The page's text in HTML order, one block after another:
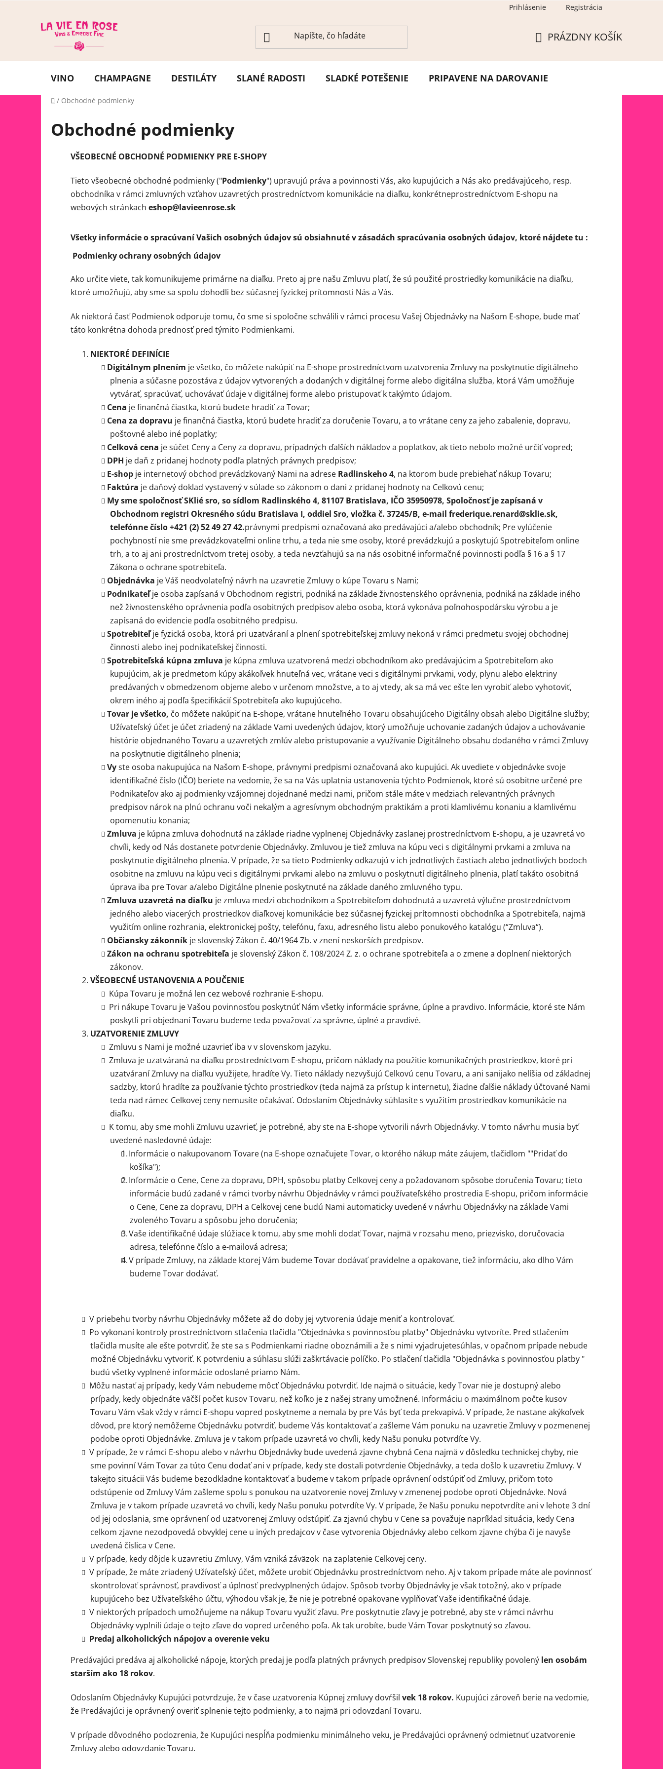
Prihlásenie Registrácia
KOŠÍK
PRÁZDNY KOŠÍK
VINO CHAMPAGNE DESTILÁTY SLANÉ RADOSTI SLADKÉ POTEŠENIE PRIPAVENE NA DAROVANIE
Domov
/ Obchodné podmienky
Obchodné podmienky
VŠEOBECNÉ OBCHODNÉ PODMIENKY PRE E-SHOPY
Tieto všeobecné obchodné podmienky ("Podmienky") upravujú práva a povinnosti Vás, ako kupujúcich a Nás ako predávajúceho, resp.
obchodníka v rámci zmluvných vzťahov uzavretých prostredníctvom komunikácie na diaľku, konkrétneprostredníctvom E-shopu na
webových stránkach eshop@lavieenrose.sk
Všetky informácie o spracúvaní Vašich osobných údajov sú obsiahnuté v zásadách spracúvania osobných údajov, ktoré nájdete tu :
Podmienky ochrany osobných údajov
Ako určite viete, tak komunikujeme primárne na diaľku. Preto aj pre našu Zmluvu platí, že sú použité prostriedky komunikácie na diaľku,
ktoré umožňujú, aby sme sa spolu dohodli bez súčasnej fyzickej prítomnosti Nás a Vás.
Ak niektorá časť Podmienok odporuje tomu, čo sme si spoločne schválili v rámci procesu Vašej Objednávky na Našom E-shope, bude mať
táto konkrétna dohoda prednosť pred týmito Podmienkami.
NIEKTORÉ DEFINÍCIE
Digitálnym plnením je všetko, čo môžete nakúpiť na E-shope prostredníctvom uzatvorenia Zmluvy na poskytnutie digitálneho
plnenia a súčasne pozostáva z údajov vytvorených a dodaných v digitálnej forme alebo digitálna služba, ktorá Vám umožňuje
vytvárať, spracúvať, uchovávať údaje v digitálnej forme alebo pristupovať k takýmto údajom.
Cena je finančná čiastka, ktorú budete hradiť za Tovar;
Cena za dopravu je finančná čiastka, ktorú budete hradiť za doručenie Tovaru, a to vrátane ceny za jeho zabalenie, dopravu,
poštovné alebo iné poplatky;
Celková cena je súčet Ceny a Ceny za dopravu, prípadných ďalších nákladov a poplatkov, ak tieto nebolo možné určiť vopred;
DPH je daň z pridanej hodnoty podľa platných právnych predpisov;
E-shop je internetový obchod prevádzkovaný Nami na adrese Radlinskeho 4, na ktorom bude prebiehať nákup Tovaru;
Faktúra je daňový doklad vystavený v súlade so zákonom o dani z pridanej hodnoty na Celkovú cenu;
My sme spoločnosť SKlié sro, so sídlom Radlinského 4, 81107 Bratislava, IČO 35950978, Spoločnosť je zapísaná v
Obchodnom registri Okresného súdu Bratislava I, oddiel Sro, vložka č. 37245/B, e-mail frederique.renard@sklie.sk,
telefónne číslo +421 (2) 52 49 27 42.právnymi predpismi označovaná ako predávajúci a/alebo obchodník; Pre vylúčenie
pochybností nie sme prevádzkovateľmi online trhu, a teda nie sme osoby, ktoré prevádzkujú a poskytujú Spotrebiteľom online
trh, a to aj ani prostredníctvom tretej osoby, a teda nevzťahujú sa na nás osobitné informačné povinnosti podľa § 16 a § 17
Zákona o ochrane spotrebiteľa.
Objednávka je Váš neodvolateľný návrh na uzavretie Zmluvy o kúpe Tovaru s Nami;
Podnikateľje osoba zapísaná v Obchodnom registri, podniká na základe živnostenského oprávnenia, podniká na základe iného
než živnostenského oprávnenia podľa osobitných predpisov alebo osoba, ktorá vykonáva poľnohospodársku výrobu a je
zapísaná do evidencie podľa osobitného predpisu.
Spotrebiteľje fyzická osoba, ktorá pri uzatváraní a plnení spotrebiteľskej zmluvy nekoná v rámci predmetu svojej obchodnej
činnosti alebo inej podnikateľskej činnosti.
Spotrebiteľská kúpna zmluva je kúpna zmluva uzatvorená medzi obchodníkom ako predávajúcim a Spotrebiteľom ako
kupujúcim, ak je predmetom kúpy akákoľvek hnuteľná vec, vrátane veci s digitálnymi prvkami, vody, plynu alebo elektriny
predávaných v obmedzenom objeme alebo v určenom množstve, a to aj vtedy, ak sa má vec ešte len vyrobiť alebo vyhotoviť,
okrem iného aj podľa špecifikácií Spotrebiteľa ako kupujúceho.
Tovar je všetko, čo môžete nakúpiť na E-shope, vrátane hnuteľného Tovaru obsahujúceho Digitálny obsah alebo Digitálne služby;
Užívateľský účet je účet zriadený na základe Vami uvedených údajov, ktorý umožňuje uchovanie zadaných údajov a uchovávanie
histórie objednaného Tovaru a uzavretých zmlúv alebo pristupovanie a využívanie Digitálneho obsahu dodaného v rámci Zmluvy
na poskytnutie digitálneho plnenia;
Vyste osoba nakupujúca na Našom E-shope, právnymi predpismi označovaná ako kupujúci. Ak uvediete v objednávke svoje
identifikačné číslo (IČO) beriete na vedomie, že sa na Vás uplatnia ustanovenia týchto Podmienok, ktoré sú osobitne určené pre
Podnikateľov ako aj podmienky vzájomnej dojednané medzi nami, pričom stále máte v medziach relevantných právnych
predpisov nárok na plnú ochranu voči nekalým a agresívnym obchodným praktikám a proti klamlivému konaniu a klamlivému
opomenutiu konania;
Zmluva je kúpna zmluva dohodnutá na základe riadne vyplnenej Objednávky zaslanej prostredníctvom E‑shopu, a je uzavretá vo
chvíli, kedy od Nás dostanete potvrdenie Objednávky. Zmluvou je tiež zmluva na kúpu veci s digitálnymi prvkami a zmluva na
poskytnutie digitálneho plnenia. V prípade, že sa tieto Podmienky odkazujú v ich jednotlivých častiach alebo jednotlivých bodoch
osobitne na zmluvu na kúpu veci s digitálnymi prvkami alebo na zmluvu o poskytnutí digitálneho plnenia, platí takáto osobitná
úprava iba pre Tovar a/alebo Digitálne plnenie poskytnuté na základe daného zmluvného typu.
Zmluva uzavretá na diaľku je zmluva medzi obchodníkom a Spotrebiteľom dohodnutá a uzavretá výlučne prostredníctvom
jedného alebo viacerých prostriedkov diaľkovej komunikácie bez súčasnej fyzickej prítomnosti obchodníka a Spotrebiteľa, najmä
využitím online rozhrania, elektronickej pošty, telefónu, faxu, adresného listu alebo ponukového katalógu (“Zmluva“).
Občiansky zákonník je slovenský Zákon č. 40/1964 Zb. v znení neskorších predpisov.
Zákon na ochranu spotrebiteľa je slovenský Zákon č. 108/2024 Z. z. o ochrane spotrebiteľa a o zmene a doplnení niektorých
zákonov.
VŠEOBECNÉ USTANOVENIA A POUČENIE
Kúpa Tovaru je možná len cez webové rozhranie E-shopu.
Pri nákupe Tovaru je Vašou povinnosťou poskytnúť Nám všetky informácie správne, úplne a pravdivo. Informácie, ktoré ste Nám
poskytli pri objednaní Tovaru budeme teda považovať za správne, úplné a pravdivé.
UZATVORENIE ZMLUVY
Zmluvu s Nami je možné uzavrieť iba v v slovenskom jazyku.
Zmluva je uzatváraná na diaľku prostredníctvom E-shopu, pričom náklady na použitie komunikačných prostriedkov, ktoré pri
uzatváraní Zmluvy na diaľku využijete, hradíte Vy. Tieto náklady nezvyšujú Celkovú cenu Tovaru, a ani sanijako nelíšia od základnej
sadzby, ktorú hradíte za používanie týchto prostriedkov (teda najmä za prístup k internetu), žiadne ďalšie náklady účtované Nami
teda nad rámec Celkovej ceny nemusíte očakávať. Odoslaním Objednávky súhlasíte s využitím prostriedkov komunikácie na
diaľku.
K tomu, aby sme mohli Zmluvu uzavrieť, je potrebné, aby ste na E-shope vytvorili návrh Objednávky. V tomto návrhu musia byť
uvedené nasledovné údaje:
Informácie o nakupovanom Tovare (na E-shope označujete Tovar, o ktorého nákup máte záujem, tlačidlom ""Pridať do
košíka");
Informácie o Cene, Cene za dopravu, DPH, spôsobu platby Celkovej ceny a požadovanom spôsobe doručenia Tovaru; tieto
informácie budú zadané v rámci tvorby návrhu Objednávky v rámci používateľského prostredia E-shopu, pričom informácie
o Cene, Cene za dopravu, DPH a Celkovej cene budú Nami automaticky uvedené v návrhu Objednávky na základe Vami
zvoleného Tovaru a spôsobu jeho doručenia;
Vaše identifikačné údaje slúžiace k tomu, aby sme mohli dodať Tovar, najmä v rozsahu meno, priezvisko, doručovacia
adresa, telefónne číslo a e-mailová adresa;
V prípade Zmluvy, na základe ktorej Vám budeme Tovar dodávať pravidelne a opakovane, tiež informáciu, ako dlho Vám
budeme Tovar dodávať.
V priebehu tvorby návrhu Objednávky môžete až do doby jej vytvorenia údaje meniť a kontrolovať.
Po vykonaní kontroly prostredníctvom stlačenia tlačidla "Objednávka s povinnosťou platby" Objednávku vytvoríte. Pred stlačením
tlačidla musíte ale ešte potvrdiť, že ste sa s Podmienkami riadne oboznámili a že s nimi vyjadrujetesúhlas, v opačnom prípade nebude
možné Objednávku vytvoriť. K potvrdeniu a súhlasu slúži zaškrtávacie políčko. Po stlačení tlačidla "Objednávka s povinnosťou platby "
budú všetky vyplnené informácie odoslané priamo Nám.
Môžu nastať aj prípady, kedy Vám nebudeme môcť Objednávku potvrdiť. Ide najmä o situácie, kedy Tovar nie je dostupný alebo
prípady, kedy objednáte väčší počet kusov Tovaru, než koľko je z našej strany umožnené. Informáciu o maximálnom počte kusov
Tovaru Vám však vždy v rámci E-shopu vopred poskytneme a nemala by pre Vás byť teda prekvapivá. V prípade, že nastane akýkoľvek
dôvod, pre ktorý nemôžeme Objednávku potvrdiť, budeme Vás kontaktovať a zašleme Vám ponuku na uzavretie Zmluvy v pozmenenej
podobe oproti Objednávke. Zmluva je v takom prípade uzavretá vo chvíli, kedy Našu ponuku potvrdíte Vy.
V prípade, že v rámci E-shopu alebo v návrhu Objednávky bude uvedená zjavne chybná Cena najmä v dôsledku technickej chyby, nie
sme povinní Vám Tovar za túto Cenu dodať ani v prípade, kedy ste dostali potvrdenie Objednávky, a teda došlo k uzavretiu Zmluvy. V
takejto situácii Vás budeme bezodkladne kontaktovať a budeme v takom prípade oprávnení odstúpiť od Zmluvy, pričom toto
odstúpenie od Zmluvy Vám zašleme spolu s ponukou na uzatvorenie novej Zmluvy v zmenenej podobe oproti Objednávke. Nová
Zmluva je v takom prípade uzavretá vo chvíli, kedy Našu ponuku potvrdíte Vy. V prípade, že Našu ponuku nepotvrdíte ani v lehote 3 dní
od jej odoslania, sme oprávnení od uzatvorenej Zmluvy odstúpiť. Za zjavnú chybu v Cene sa považuje napríklad situácia, kedy Cena
celkom zjavne nezodpovedá obvyklej cene u iných predajcov v čase vytvorenia Objednávky alebo celkom zjavne chýba či je navyše
uvedená číslica v Cene.
V prípade, kedy dôjde k uzavretiu Zmluvy, Vám vzniká záväzok na zaplatenie Celkovej ceny.
V prípade, že máte zriadený Užívateľský účet, môžete urobiť Objednávku prostredníctvom neho. Aj v takom prípade máte ale povinnosť
skontrolovať správnosť, pravdivosť a úplnosť predvyplnených údajov. Spôsob tvorby Objednávky je však totožný, ako v prípade
kupujúceho bez Užívateľského účtu, výhodou však je, že nie je potrebné opakovane vyplňovať Vaše identifikačné údaje.
V niektorých prípadoch umožňujeme na nákup Tovaru využiť zľavu. Pre poskytnutie zľavy je potrebné, aby ste v rámci návrhu
Objednávky vyplnili údaje o tejto zľave do vopred určeného poľa. Ak tak urobíte, bude Vám Tovar poskytnutý so zľavou.
Predaj alkoholických nápojov a overenie veku
Predávajúci predáva aj alkoholické nápoje, ktorých predaj je podľa platných právnych predpisov Slovenskej republiky povolený len osobám
starším ako 18 rokov.
Odoslaním Objednávky Kupujúci potvrdzuje, že v čase uzatvorenia Kúpnej zmluvy dovŕšil vek 18 rokov. Kupujúci zároveň berie na vedomie,
že Predávajúci je oprávnený overiť splnenie tejto podmienky, a to najmä pri odovzdaní Tovaru.
V prípade dôvodného podozrenia, že Kupujúci nespĺňa podmienku minimálneho veku, je Predávajúci oprávnený odmietnuť uzatvorenie
Zmluvy alebo odovzdanie Tovaru.